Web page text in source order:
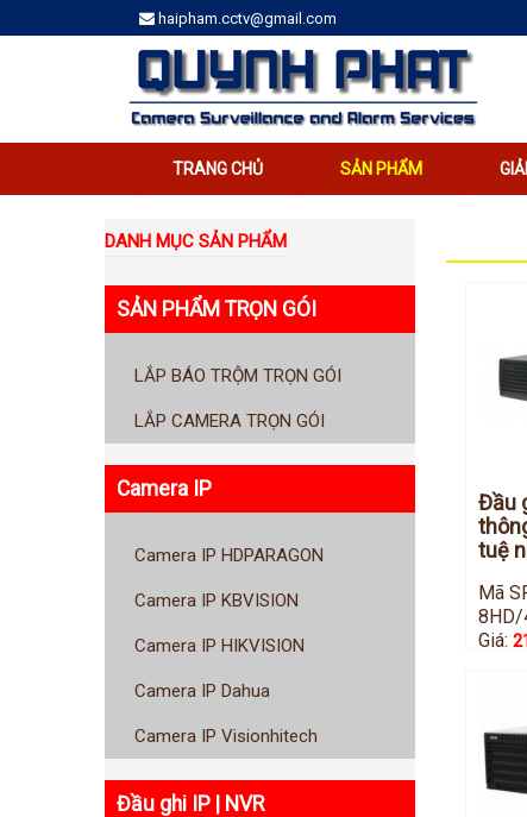
haipham.cctv@gmail.com
TRANG CHỦ SẢN PHẨM
DANH MỤC SẢN PHẨM
SẢN PHẨM TRỌN GÓI
LẮP BÁO TRỘM TRỌN GÓI
LẮP CAMERA TRỌN GÓI
Camera IP
Camera IP HDPARAGON
Camera IP KBVISION
Camera IP HIKVISION
Camera IP Dahua
Camera IP Visionhitech
Đầu ghi IP | NVR
Đầu
tuệ
Mã
8HD/
Giá: